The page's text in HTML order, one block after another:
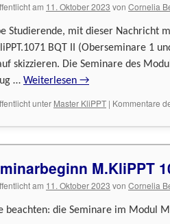
am 11. Oktober 2023 von Cornelia
Studierende, mit dieser Nachricht
BQT II (Oberseminare 1
skizzieren. Die Seminare des
… Weiterlesen →
unter Master KliPPT | Kommentare
M.KliPPT
am 11. Oktober 2023 von Cornelia
beachten: die Seminare im Modul